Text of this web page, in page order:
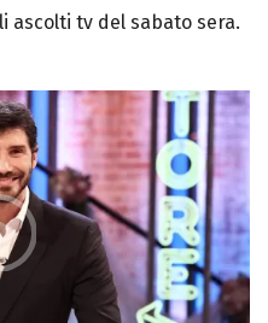
ascolti tv del sabato sera.